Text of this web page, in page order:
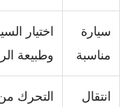
سيارة
مناسبة
اختيار
وطبيعة
انتقال
التحرك